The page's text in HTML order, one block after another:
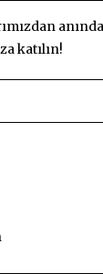
katılın!